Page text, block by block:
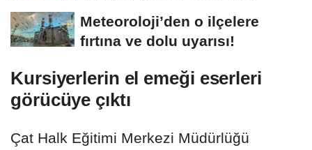
Meteoroloji’den o ilçelere
fırtına ve dolu uyarısı!
Kursiyerlerin el emeği eserleri
görücüye çıktı
Çat Halk Eğitimi Merkezi Müdürlüğü